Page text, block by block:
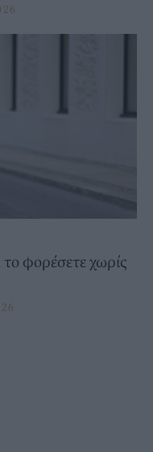
φορέσετε χωρίς